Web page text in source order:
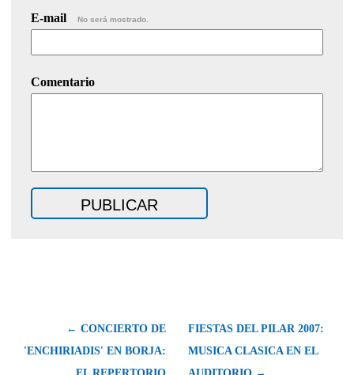
E-mail No será mostrado.
Comentario
← CONCIERTO DE
'ENCHIRIADIS' EN BORJA:
FIESTAS DEL PILAR 2007:
MUSICA CLASICA EN EL